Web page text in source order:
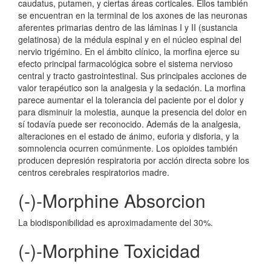
caudatus, putamen, y ciertas áreas corticales. Ellos también
se encuentran en la terminal de los axones de las neuronas
aferentes primarias dentro de las láminas I y II (sustancia
gelatinosa) de la médula espinal y en el núcleo espinal del
nervio trigémino. En el ámbito clínico, la morfina ejerce su
efecto principal farmacológica sobre el sistema nervioso
central y tracto gastrointestinal. Sus principales acciones de
valor terapéutico son la analgesia y la sedación. La morfina
parece aumentar el la tolerancia del paciente por el dolor y
para disminuir la molestia, aunque la presencia del dolor en
sí todavía puede ser reconocido. Además de la analgesia,
alteraciones en el estado de ánimo, euforia y disforia, y la
somnolencia ocurren comúnmente. Los opioides también
producen depresión respiratoria por acción directa sobre los
centros cerebrales respiratorios madre.
(-)-Morphine Absorcion
La biodisponibilidad es aproximadamente del 30%.
(-)-Morphine Toxicidad